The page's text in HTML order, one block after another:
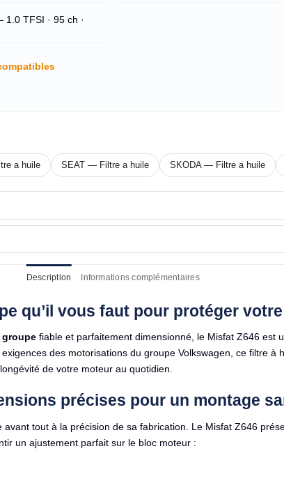
1.0 TFSI · 95 ch ·
a huile SEAT — Filtre a huile SKODA — Filtre a huile
Description Informations complémentaires
qu’il vous faut pour protéger
fiable et parfaitement dimensionné, le Misfat Z646 est
des motorisations du groupe Volkswagen, ce filtre à
de votre moteur au quotidien.
précises pour un montage
avant tout à la précision de sa fabrication. Le Misfat Z646
un ajustement parfait sur le bloc moteur :